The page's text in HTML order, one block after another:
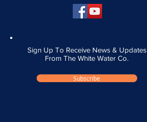
Sign Up To Receive News & Updates
From The White Water Co.
Subscribe